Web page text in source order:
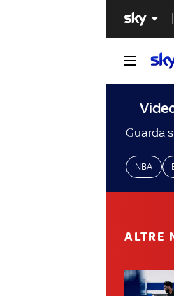
Guarda
NBA
ALTRE